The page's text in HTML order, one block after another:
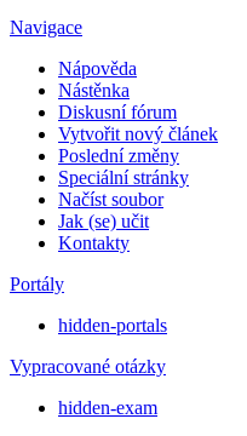
Navigace
Nápověda
Nástěnka
Diskusní fórum
Vytvořit nový článek
Poslední změny
Speciální stránky
Načíst soubor
Jak (se) učit
Kontakty
Portály
hidden-portals
Vypracované otázky
hidden-exam